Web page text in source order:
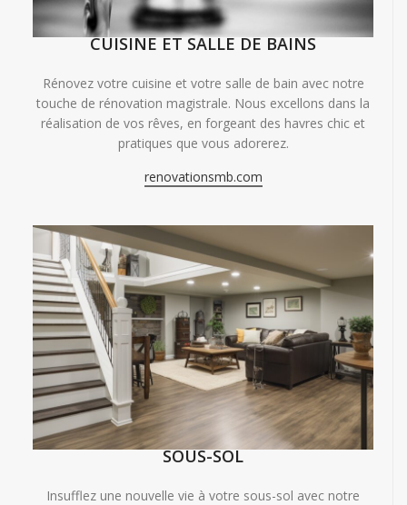
CUISINE ET SALLE DE BAINS
Rénovez votre cuisine et votre salle de bain avec notre
touche de rénovation magistrale. Nous excellons dans la
réalisation de vos rêves, en forgeant des havres chic et
pratiques que vous adorerez.
renovationsmb.com
SOUS-SOL
Insufflez une nouvelle vie à votre sous-sol avec notre